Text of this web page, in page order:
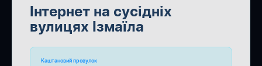
Інтернет на сусідніх
вулицях Ізмаїла
Каштановий провулок